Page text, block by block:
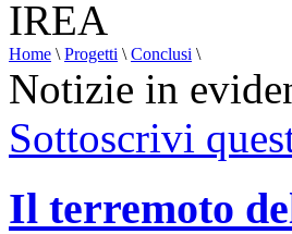
Home \ Progetti \ Conclusi \
Notizie in
Sottoscrivi
Il terremoto